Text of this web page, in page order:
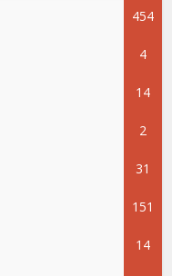
454
4
14
2
31
151
14